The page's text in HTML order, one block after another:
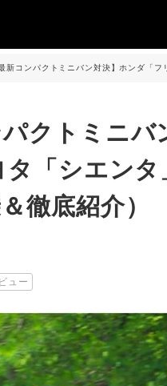
最新コンパクトミニバン対決】ホンダ「
パクトミニ
タ「シエン
徹底紹介）
ュー